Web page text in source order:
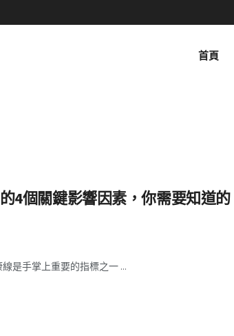
首頁
4個關鍵影響因素，你需要知道的
是手掌上重要的指標之一 ...